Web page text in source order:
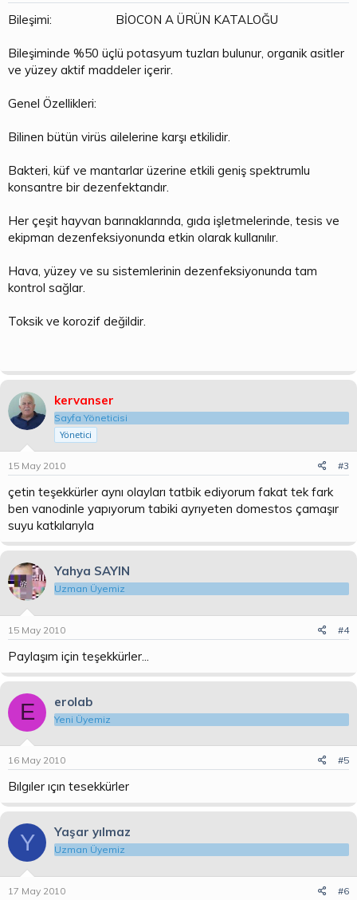
Bileşimi: BİOCON A ÜRÜN KATALOĞU
Bileşiminde %50 üçlü potasyum tuzları bulunur, organik asitler
ve yüzey aktif maddeler içerir.
Genel Özellikleri:
Bilinen bütün virüs ailelerine karşı etkilidir.
Bakteri, küf ve mantarlar üzerine etkili geniş spektrumlu
konsantre bir dezenfektandır.
Her çeşit hayvan barınaklarında, gıda işletmelerinde, tesis ve
ekipman dezenfeksiyonunda etkin olarak kullanılır.
Hava, yüzey ve su sistemlerinin dezenfeksiyonunda tam
kontrol sağlar.
Toksik ve korozif değildir.
kervanser
Sayfa Yöneticisi
Yönetici
15 May 2010 #3
çetin teşekkürler aynı olayları tatbik ediyorum fakat tek fark
ben vanodinle yapıyorum tabiki ayrıyeten domestos çamaşır
suyu katkılarıyla
Yahya SAYIN
Uzman Üyemiz
15 May 2010 #4
Paylaşım için teşekkürler...
E erolab
Yeni Üyemiz
16 May 2010 #5
Bılgıler ıçın tesekkürler
Y Yaşar yılmaz
Uzman Üyemiz
17 May 2010 #6